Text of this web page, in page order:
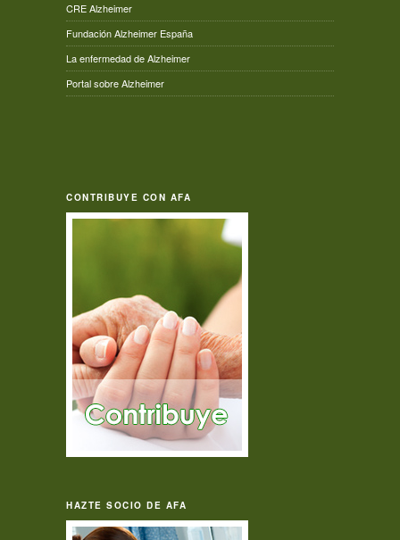
CRE Alzheimer
Fundación Alzheimer España
La enfermedad de Alzheimer
Portal sobre Alzheimer
CONTRIBUYE CON AFA
HAZTE SOCIO DE AFA